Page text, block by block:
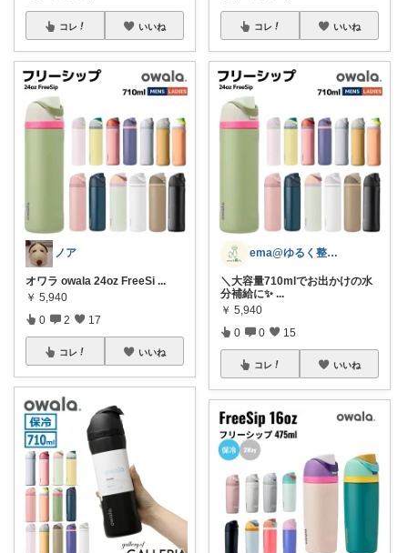
コレ いいね
ノア
オワラ owala 24oz FreeSi ...
￥ 5,940
0 2 17
コレ いいね
コレ いいね
ema@ゆるく整う暮らし
＼大容量710mlでお出かけの水
分補給に✨ ...
￥ 5,940
0 0 15
コレ いいね